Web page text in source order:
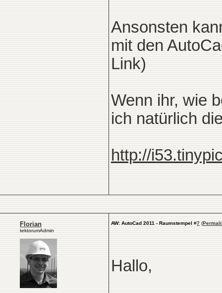
Ansonsten
mit den
Link)
Wenn ihr, wie
ich natürlich
http://
Florian
tektorumAdmin
AW: AutoCad 2011 - Raumstempel #7 (
Hallo,